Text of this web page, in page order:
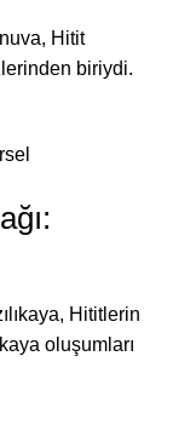
Hitit
biriydi.
Hititlerin
oluşumları